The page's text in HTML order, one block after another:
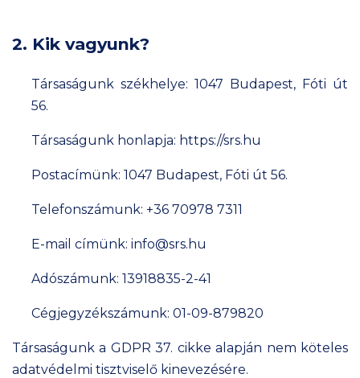
2. Kik vagyunk?
Társaságunk székhelye: 1047 Budapest, Fóti út
56.
Társaságunk honlapja: https://srs.hu
Postacímünk: 1047 Budapest, Fóti út 56.
Telefonszámunk: +36 70978 7311
E-mail címünk: info@srs.hu
Adószámunk: 13918835-2-41
Cégjegyzékszámunk: 01-09-879820
Társaságunk a GDPR 37. cikke alapján nem köteles
adatvédelmi tisztviselő kinevezésére.